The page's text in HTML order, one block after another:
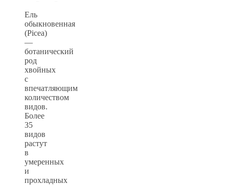
Ель
обыкновенная
(Picea)
—
ботанический
род
хвойных
с
впечатляющим
количеством
видов.
Более
35
видов
растут
в
умеренных
и
прохладных